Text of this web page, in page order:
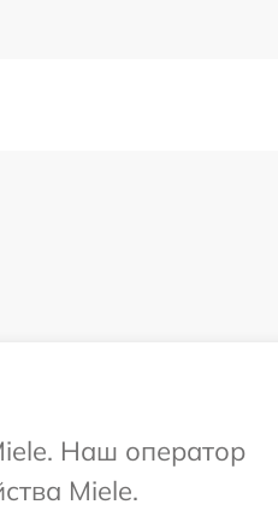
Наш оператор
Miele.